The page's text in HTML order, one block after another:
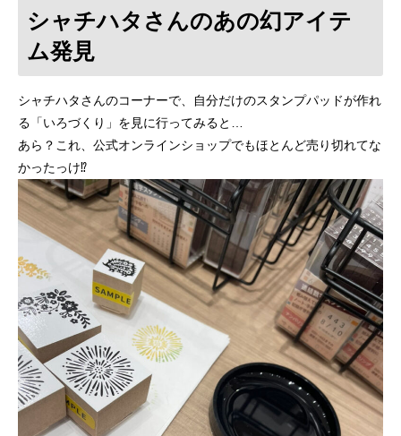
シャチハタさんのあの幻アイテ
ム発見
シャチハタさんのコーナーで、自分だけのスタンプパッドが作れ
る「いろづくり」を見に行ってみると…
あら？これ、公式オンラインショップでもほとんど売り切れてな
かったっけ⁉